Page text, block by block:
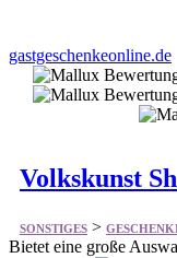
gastgeschenkeonline.de
Volkskunst
SONSTIGES>
Bietet eine große